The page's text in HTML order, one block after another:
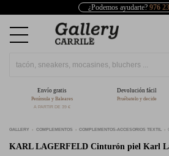
¿Podemos ayudarte? 976
Envío gratis
Península y Baleares
A PARTIR DE 39 €
Devolución fácil
Pruébatelo y decide
GALLERY COMPLEMENTOS COMPLEMENTOS-ACCESORIOS TEXTIL
KARL LAGERFELD Cinturón piel Karl